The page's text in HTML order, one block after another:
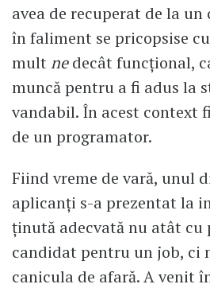
avea de recuperat de la
în faliment se pricopsise
mult nedecât funcțional,
muncă pentru a fi adus la
vandabil. În acest context
de un programator.
Fiind vreme de vară, unul
aplicanți s-a prezentat la
ținută adecvată nu atât cu
candidat pentru un job, ci
canicula de afară. A venit